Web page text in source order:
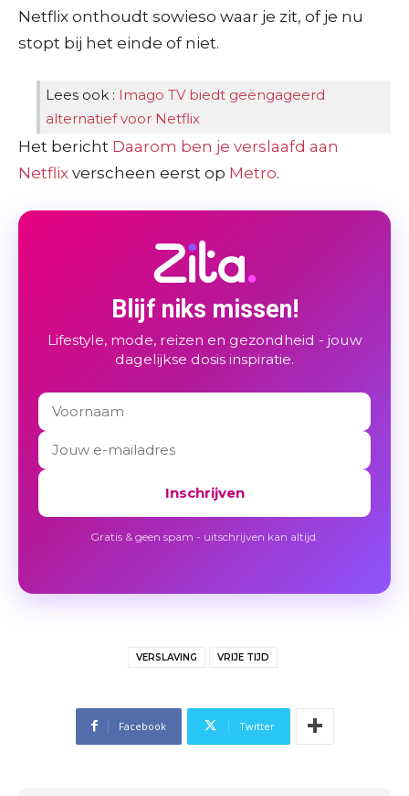
Netflix onthoudt sowieso waar je zit, of je nu
stopt bij het einde of niet.
Lees ook : Imago TV biedt geëngageerd
alternatief voor Netflix
Het bericht Daarom ben je verslaafd aan
Netflix verscheen eerst op Metro.
Blijf niks missen!
Lifestyle, mode, reizen en gezondheid - jouw
dagelijkse dosis inspiratie.
Inschrijven
Gratis & geen spam - uitschrijven kan altijd.
VERSLAVING VRIJE TIJD
Facebook Twitter